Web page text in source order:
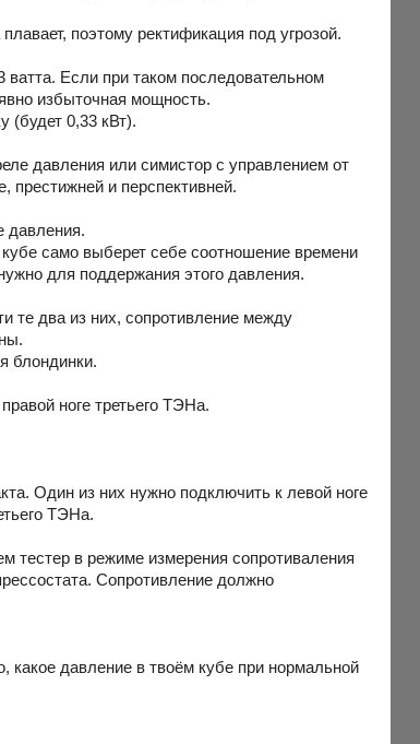
поэтому ректификация под угрозой.
Если при таком последовательном
избыточная мощность.
(будет 0,33 кВт).
давления или симистор с управлением от
престижней и перспективней.
давления.
само выберет себе соотношение времени
для поддержания этого давления.
те два из них, сопротивление между
блондинки.
ноге третьего ТЭНа.
Один из них нужно подключить к левой ноге
ТЭНа.
тестер в режиме измерения сопротиваления
Сопротивление должно
какое давление в твоём кубе при нормальной